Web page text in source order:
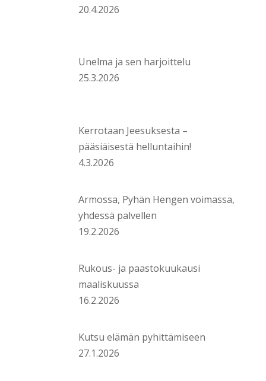
20.4.2026
Unelma ja sen harjoittelu
25.3.2026
Kerrotaan Jeesuksesta –
pääsiäisestä helluntaihin!
4.3.2026
Armossa, Pyhän Hengen voimassa,
yhdessä palvellen
19.2.2026
Rukous- ja paastokuukausi
maaliskuussa
16.2.2026
Kutsu elämän pyhittämiseen
27.1.2026